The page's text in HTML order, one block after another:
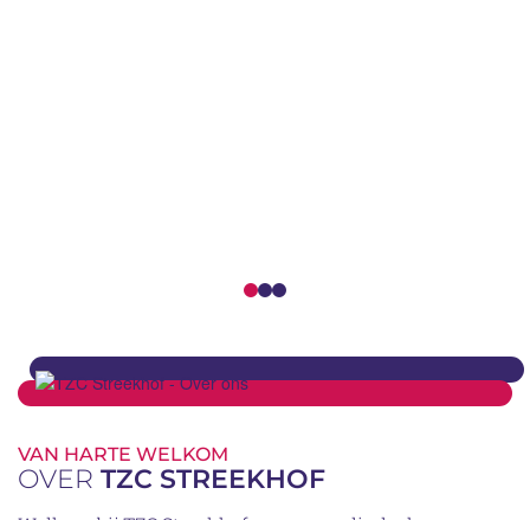
VAN HARTE WELKOM
OVER TZC STREEKHOF